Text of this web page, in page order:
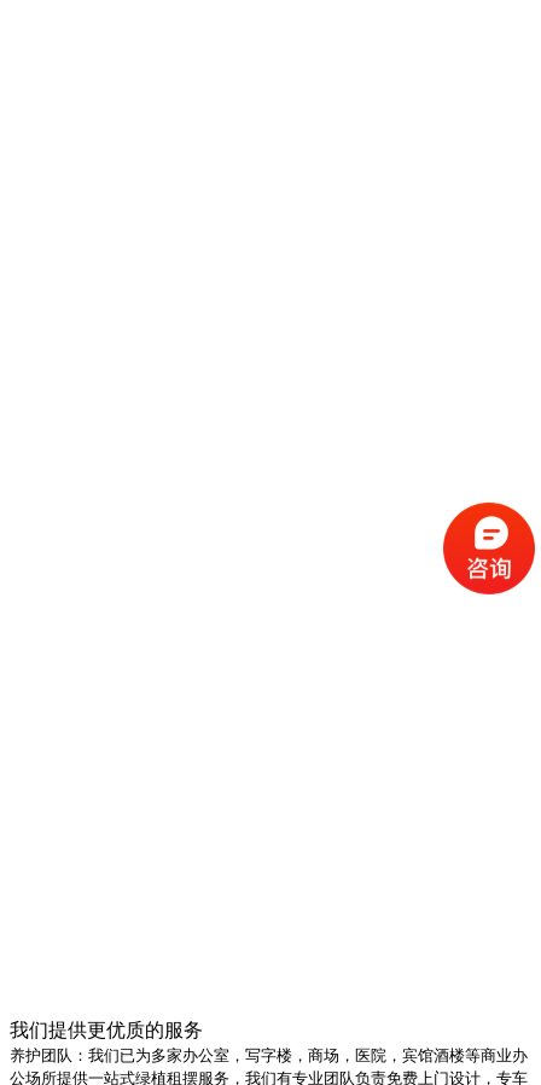
我们提供更优质的服务
养护团队：我们已为多家办公室，写字楼，商场，医院，宾馆酒楼等商业办
公场所提供一站式绿植租摆服务，我们有专业团队负责免费上门设计，专车